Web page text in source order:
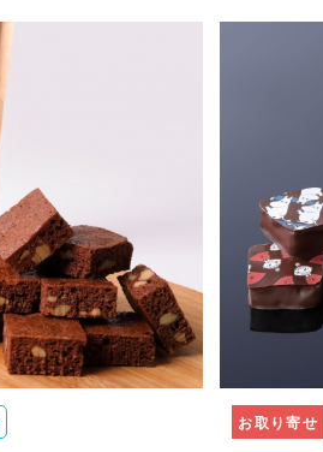
お取り寄せ